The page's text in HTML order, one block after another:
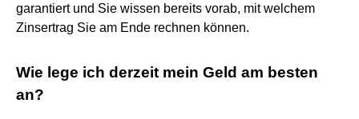
garantiert und Sie wissen bereits vorab, mit welchem
Zinsertrag Sie am Ende rechnen können.
Wie lege ich derzeit mein Geld am besten
an?